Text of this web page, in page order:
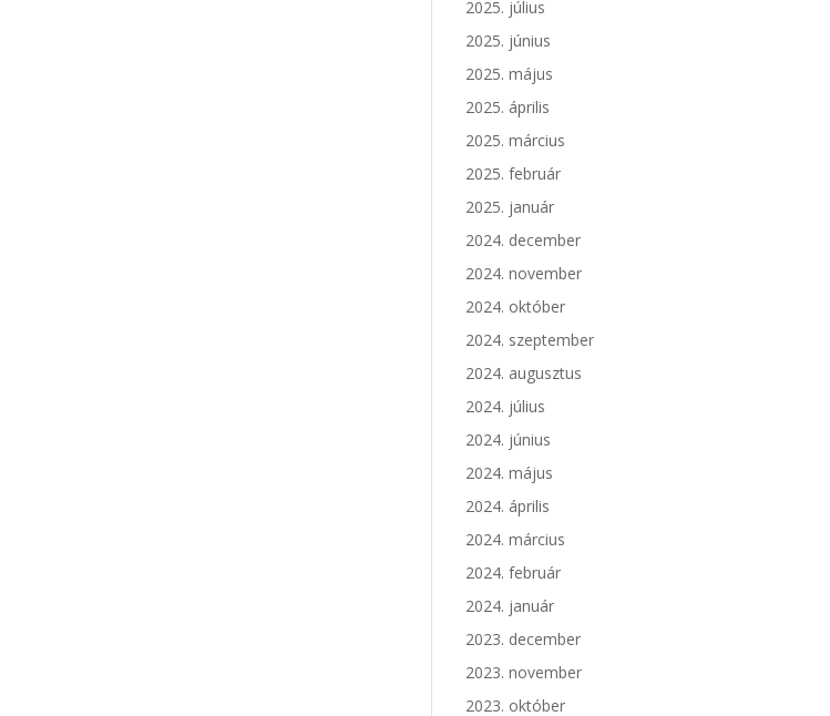
2025. július
2025. június
2025. május
2025. április
2025. március
2025. február
2025. január
2024. december
2024. november
2024. október
2024. szeptember
2024. augusztus
2024. július
2024. június
2024. május
2024. április
2024. március
2024. február
2024. január
2023. december
2023. november
2023. október